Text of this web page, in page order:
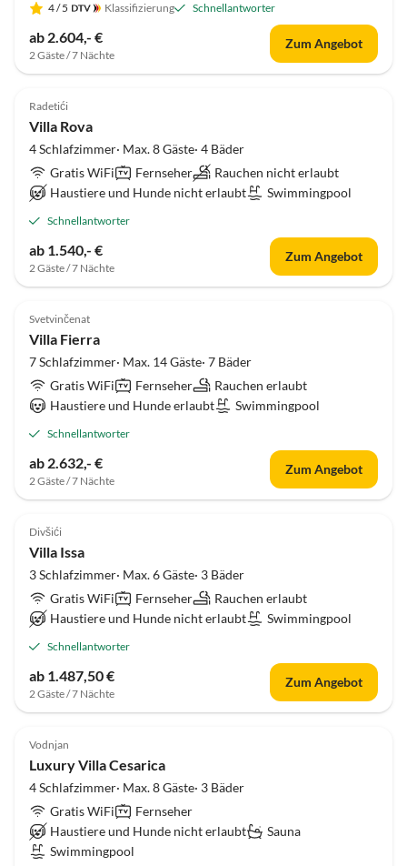
4/ 5 Klassifizierung Schnellantworter
ab 2.604,- €
2 Gäste / 7 Nächte
Zum Angebot
Radetići
Villa Rova
4 Schlafzimmer· Max. 8 Gäste· 4 Bäder
Gratis WiFi
Fernseher
Rauchen nicht erlaubt
Haustiere und Hunde nicht erlaubt
Swimmingpool
Schnellantworter
ab 1.540,- €
2 Gäste / 7 Nächte
Zum Angebot
Svetvinčenat
Villa Fierra
7 Schlafzimmer· Max. 14 Gäste· 7 Bäder
Gratis WiFi
Fernseher
Rauchen erlaubt
Haustiere und Hunde erlaubt
Swimmingpool
Schnellantworter
ab 2.632,- €
2 Gäste / 7 Nächte
Zum Angebot
Divšići
Villa Issa
3 Schlafzimmer· Max. 6 Gäste· 3 Bäder
Gratis WiFi
Fernseher
Rauchen erlaubt
Haustiere und Hunde nicht erlaubt
Swimmingpool
Schnellantworter
ab 1.487,50 €
2 Gäste / 7 Nächte
Zum Angebot
Vodnjan
Luxury Villa Cesarica
4 Schlafzimmer· Max. 8 Gäste· 3 Bäder
Gratis WiFi
Fernseher
Haustiere und Hunde nicht erlaubt
Sauna
Swimmingpool